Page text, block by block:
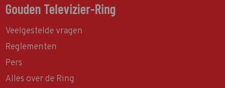
Gouden Televizier-Ring
Veelgestelde vragen
Reglementen
Pers
Alles over de Ring